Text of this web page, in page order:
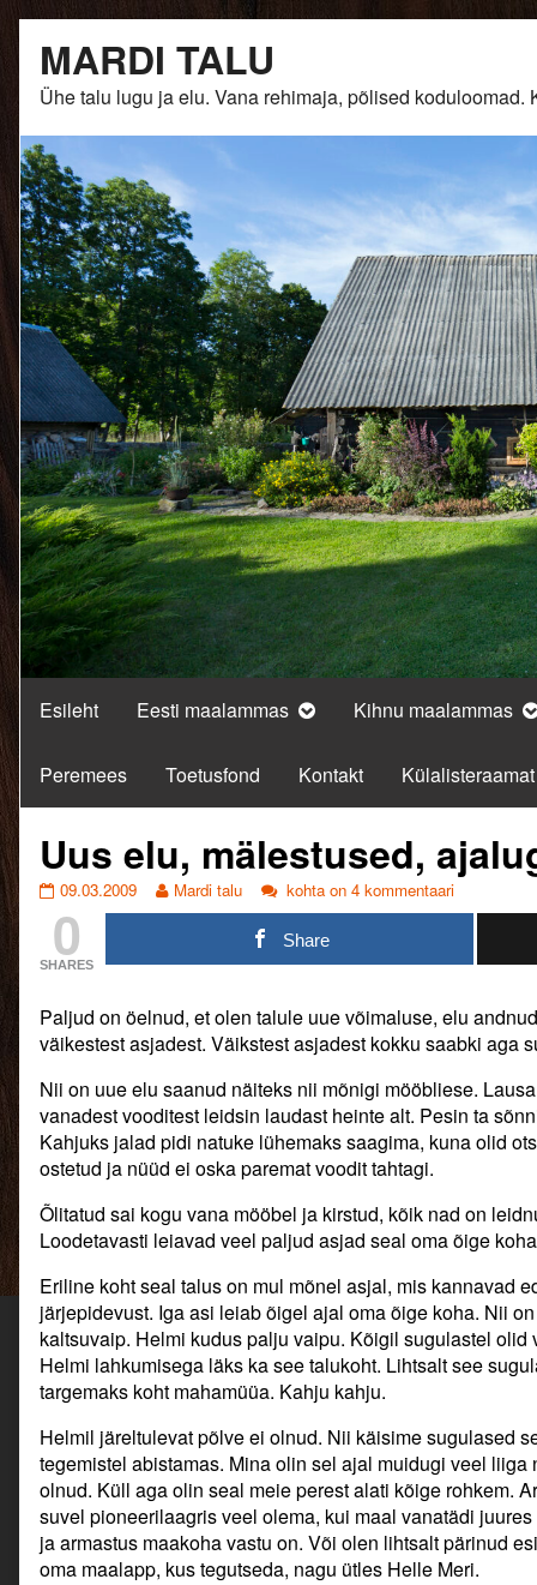
content
MARDI TALU
Ühe talu lugu ja elu. Vana rehimaja, põlised
Esileht Eesti maalammas Kihnu maalammas
Peremees Toetusfond Kontakt Külalisteraamat
Uus elu, mälestused,
Uus
mälestused,
ajalugu…
published
09.03.2009
Read
more
of
Uus
mälestused,
ajalugu…,
Mardi talu
Uus
elu,
mälestused,
ajalugu…
kohta on 4 kommentaari
0
SHARES
Share
Paljud on öelnud, et olen talule uue võimaluse, elu
väikestest asjadest. Väikstest asjadest kokku saabki aga
Nii on uue elu saanud näiteks nii mõnigi mööbliese.
vanadest vooditest leidsin laudast heinte alt. Pesin ta
Kahjuks jalad pidi natuke lühemaks saagima, kuna olid
ostetud ja nüüd ei oska paremat voodit tahtagi.
Õlitatud sai kogu vana mööbel ja kirstud, kõik nad on
Loodetavasti leiavad veel paljud asjad seal oma õige
Eriline koht seal talus on mul mõnel asjal, mis kannavad
järjepidevust. Iga asi leiab õigel ajal oma õige koha. Nii
kaltsuvaip. Helmi kudus palju vaipu. Kõigil sugulastel olid
Helmi lahkumisega läks ka see talukoht. Lihtsalt see
targemaks koht mahamüüa. Kahju kahju.
Helmil järeltulevat põlve ei olnud. Nii käisime sugulased
tegemistel abistamas. Mina olin sel ajal muidugi veel liiga
olnud. Küll aga olin seal meie perest alati kõige rohkem.
suvel pioneerilaagris veel olema, kui maal vanatädi
ja armastus maakoha vastu on. Või olen lihtsalt pärinud
oma maalapp, kus tegutseda, nagu ütles Helle Meri.